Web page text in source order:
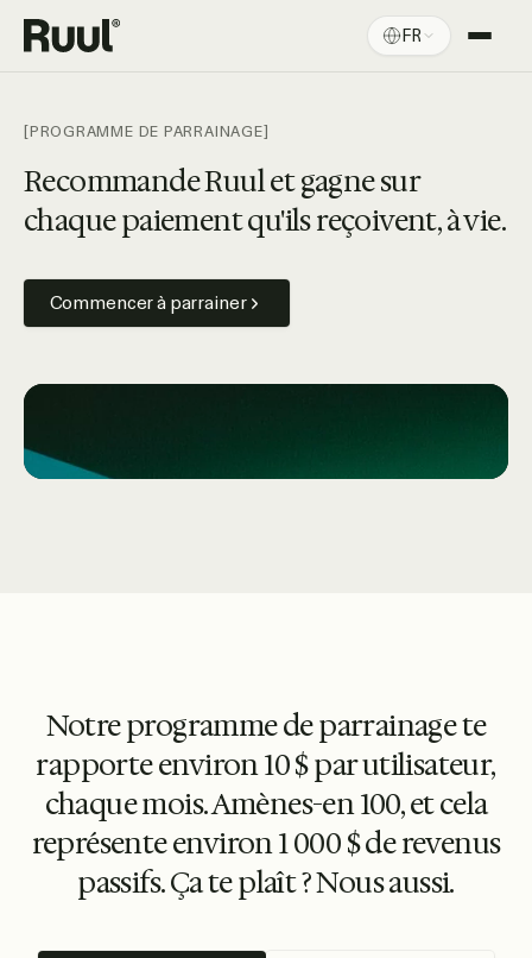
Accueil Ruul FR
Tarifs
Ressources
[PROGRAMME DE PARRAINAGE]
Recommande Ruul et gagne sur
chaque paiement qu'ils reçoivent, à vie.
Commencer à parrainer
Notre programme de parrainage te
rapporte environ 10 $ par utilisateur,
chaque mois. Amènes-en 100, et cela
représente environ 1 000 $ de revenus
passifs. Ça te plaît ? Nous aussi.